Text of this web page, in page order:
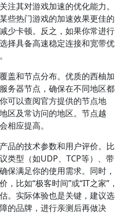
注其对游戏加速的优化能力。
些热门游戏的加速效果更佳的
少卡顿。反之，如果你常进行
择具备高速稳定连接和宽带优
盖和节点分布。优质的西柚加
务器节点，确保在不同地区都
可以查阅官方提供的节点地
区及常访问的地区。节点越
相应提高。
品的技术参数和用户评价。比
类型（如UDP、TCP等）、带
保满足你的使用需求。同时，
比如“极客时间”或“IT之家”，
。实际体验也是关键，建议选
的品牌，进行亲测后再做决